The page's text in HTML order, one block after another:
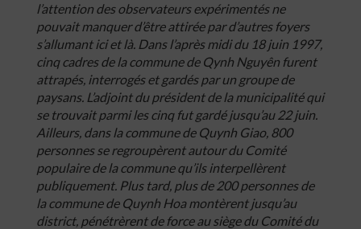
l’attention desobservateursexpérimentésne
pouvaitmanquerd’êtreattiréepard’autres foyers
s’allumant iciet là. Dans l’aprèsmididu 18 juin 1997,
cinqcadresde lacommunede Qynh Nguyên furent
attrapés, interrogéset gardésparun groupede
paysans. L’adjointduprésidentde lamunicipalitéqui
se trouvaitparmilescinq fut gardé jusqu’au 22juin.
Ailleurs, dans lacommunede Quynh Giao, 800
personnesseregroupèrentautourdu Comité
populairede lacommunequ’ils interpellèrent
publiquement. Plus tard, plusde 200personnesde
lacommunede Quynh Hoamontèrent jusqu’au
district, pénétrèrentde forceausiègedu Comitédu